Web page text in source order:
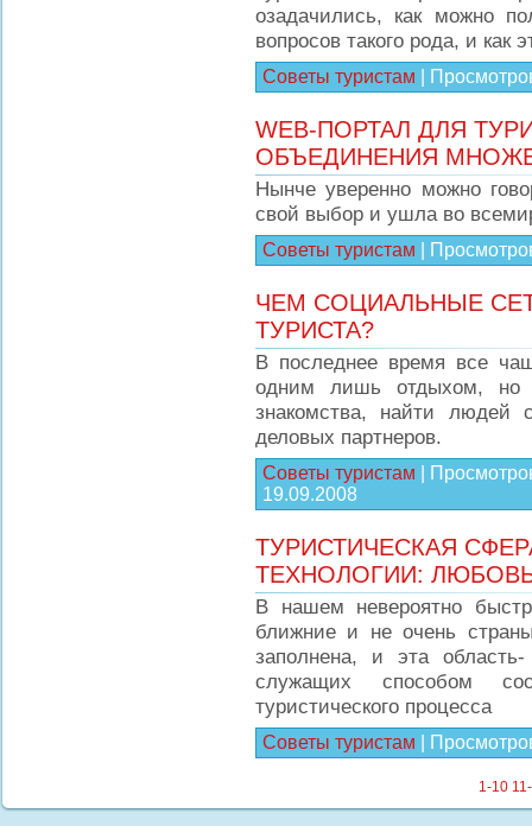
озадачились, как можно
вопросов такого рода, и как
Советы туристам
WEB-ПОРТАЛ ДЛЯ
ОБЪЕДИНЕНИЯ
Нынче уверенно можно
свой выбор и ушла во
Советы туристам
ЧЕМ СОЦИАЛЬНЫЕ
ТУРИСТА?
В последнее время все
одним лишь отдыхом, но
знакомства, найти
деловых партнеров.
Советы туристам
19.09.2008
ТУРИСТИЧЕСКАЯ
ТЕХНОЛОГИИ:
В нашем невероятно
ближние и не очень
заполнена, и эта
служащих способом
туристического процесса
Советы туристам
1-10